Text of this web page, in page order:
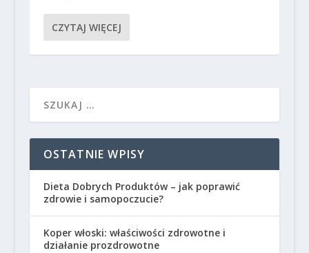
CZYTAJ WIĘCEJ
OSTATNIE WPISY
Dieta Dobrych Produktów – jak poprawić
zdrowie i samopoczucie?
Koper włoski: właściwości zdrowotne i
działanie prozdrowotne